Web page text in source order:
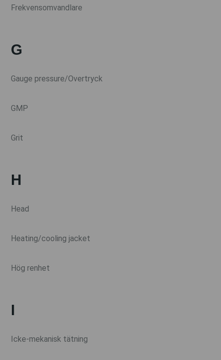
Frekvensomvandlare
G
Gauge pressure/Overtryck
GMP
Grit
H
Head
Heating/cooling jacket
Hög renhet
I
Icke-mekanisk tätning